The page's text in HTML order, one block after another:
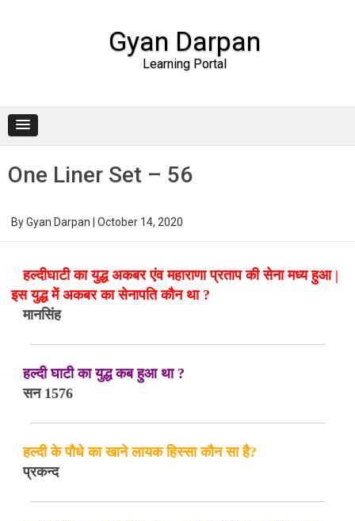
Gyan Darpan
Learning Portal
One Liner Set – 56
ByGyan Darpan October 14, 2020
हल्दीघाटी का युद्ध अकबर एंव महाराणा प्रताप की सेना मध्य हुआ |
इस युद्ध में अकबर का सेनापति कौन था ?
मानसिंह
हल्दी घाटी का युद्ध कब हुआ था ?
सन 1576
हल्दी के पौधे का खाने लायक हिस्सा कौन सा है?
प्रकन्द